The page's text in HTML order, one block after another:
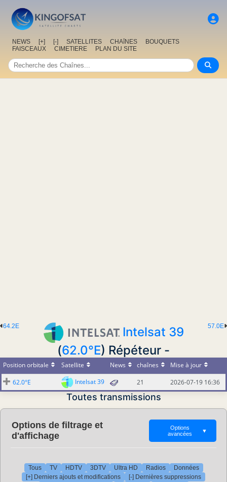
NEWS [+] [-] SATELLITES CHAîNES
BOUQUETS
FAISCEAUX
CIMETIERE PLAN DU SITE
57.0E
64.2E
Intelsat 39
(62.0°E) Répéteur -
Position orbitale Satellite News chaînes
Mise à jour
62.0°E
Intelsat 39 21 2026-07-19 16:36
Toutes transmissions
Options de filtrage et
d'affichage
Options
avancées
▼
Tous TV HDTV 3DTV Ultra HD Radios
Données
[+] Derniers ajouts et modifications
[-] Dernières suppressions